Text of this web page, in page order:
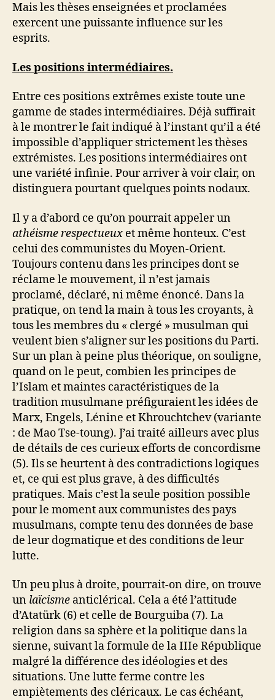
Mais les thèses enseignées et proclamées
exercent une puissante influence sur les
esprits.
Les positions intermédiaires.
Entre ces positions extrêmes existe toute une
gamme de stades intermédiaires. Déjà suffirait
à le montrer le fait indiqué à l’instant qu’il a été
impossible d’appliquer strictement les thèses
extrémistes. Les positions intermédiaires ont
une variété infinie. Pour arriver à voir clair, on
distinguera pourtant quelques points nodaux.
Il y a d’abord ce qu’on pourrait appeler un
athéisme respectueux et même honteux. C’est
celui des communistes du Moyen-Orient.
Toujours contenu dans les principes dont se
réclame le mouvement, il n’est jamais
proclamé, déclaré, ni même énoncé. Dans la
pratique, on tend la main à tous les croyants, à
tous les membres du « clergé » musulman qui
veulent bien s’aligner sur les positions du Parti.
Sur un plan à peine plus théorique, on souligne,
quand on le peut, combien les principes de
l’Islam et maintes caractéristiques de la
tradition musulmane préfiguraient les idées de
Marx, Engels, Lénine et Khrouchtchev (variante
: de Mao Tse-toung). J’ai traité ailleurs avec plus
de détails de ces curieux efforts de concordisme
(5). Ils se heurtent à des contradictions logiques
et, ce qui est plus grave, à des difficultés
pratiques. Mais c’est la seule position possible
pour le moment aux communistes des pays
musulmans, compte tenu des données de base
de leur dogmatique et des conditions de leur
lutte.
Un peu plus à droite, pourrait-on dire, on trouve
un laïcisme anticlérical. Cela a été l’attitude
d’Atatürk (6) et celle de Bourguiba (7). La
religion dans sa sphère et la politique dans la
sienne, suivant la formule de la IIIe République
malgré la différence des idéologies et des
situations. Une lutte ferme contre les
empiètements des cléricaux. Le cas échéant,